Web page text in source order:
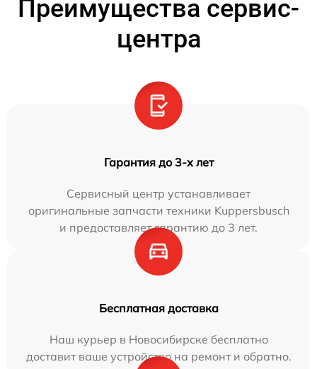
Преимущества сервис-
центра
Гарантия до 3-х лет
Сервисный центр устанавливает
оригинальные запчасти техники Kuppersbusch
и предоставляет гарантию до 3 лет.
Бесплатная доставка
Наш курьер в Новосибирске бесплатно
доставит ваше устройство на ремонт и обратно.